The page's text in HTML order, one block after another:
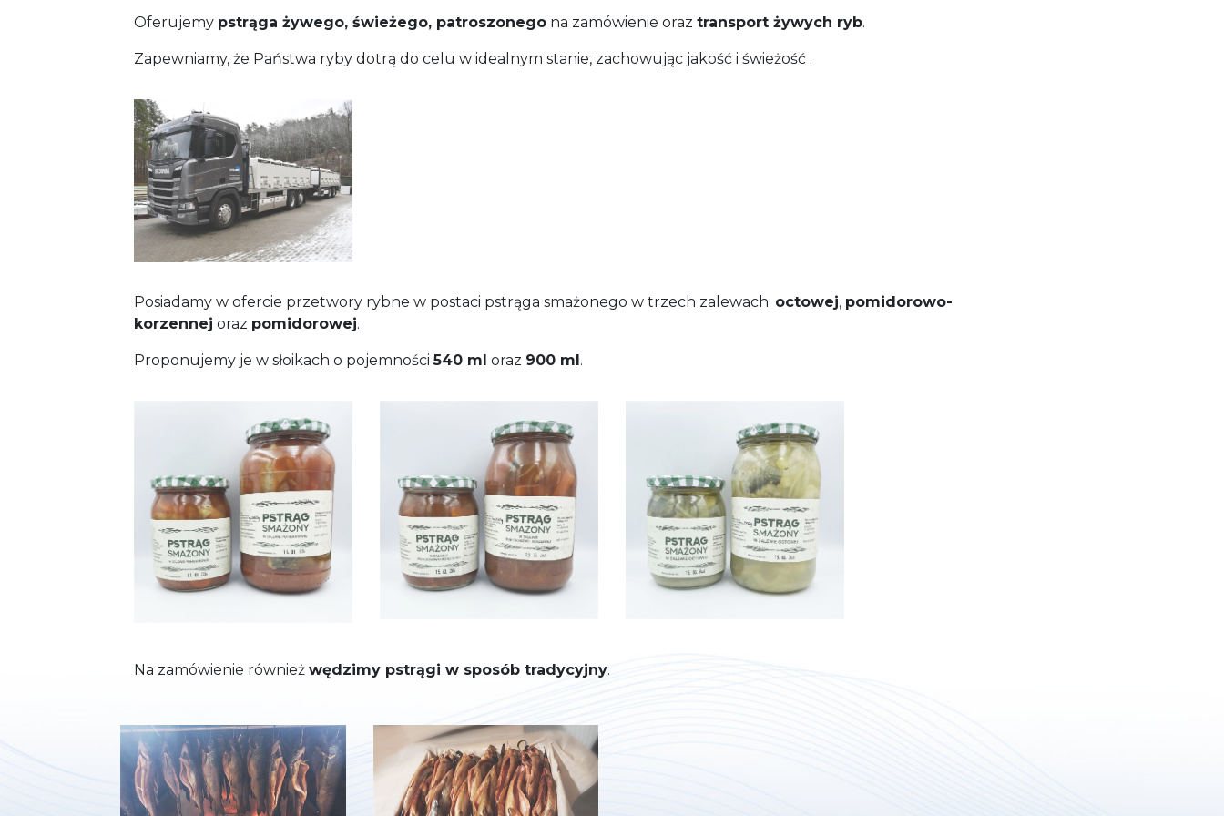
Oferujemy pstrąga żywego, świeżego, patroszonego na zamówienie oraz transport żywych ryb.
Zapewniamy, że Państwa ryby dotrą do celu w idealnym stanie, zachowując jakość i świeżość .
Posiadamy w ofercie przetwory rybne w postaci pstrąga smażonego w trzech zalewach: octowej, pomidorowo-
korzennej oraz pomidorowej.
Proponujemy je w słoikach o pojemności540 ml oraz 900 ml.
Na zamówienie również wędzimy pstrągi w sposób tradycyjny.